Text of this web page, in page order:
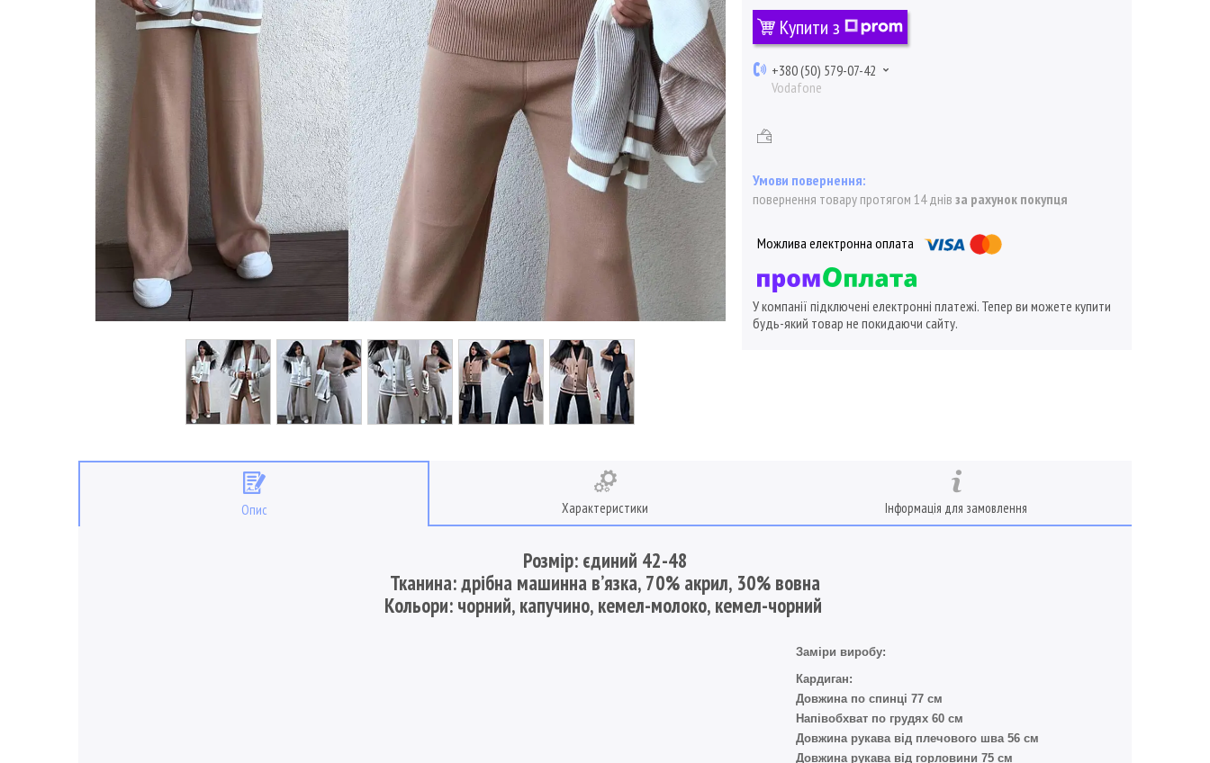
Купити з
+380 (50) 579-07-42
Vodafone
повернення товару протягом 14 днів за рахунок покупця
У компанії підключені електронні платежі. Тепер ви можете купити
будь-який товар не покидаючи сайту.
Опис Характеристики Інформація для замовлення
Розмір: єдиний 42-48
Тканина: дрібна машинна вʼязка, 70% акрил, 30% вовна
Кольори: чорний, капучино, кемел-молоко, кемел-чорний
Заміри виробу:
Кардиган:
Довжина по спинці 77 см
Напівобхват по грудях 60 см
Довжина рукава від плечового шва 56 см
Довжина рукава від горловини 75 см